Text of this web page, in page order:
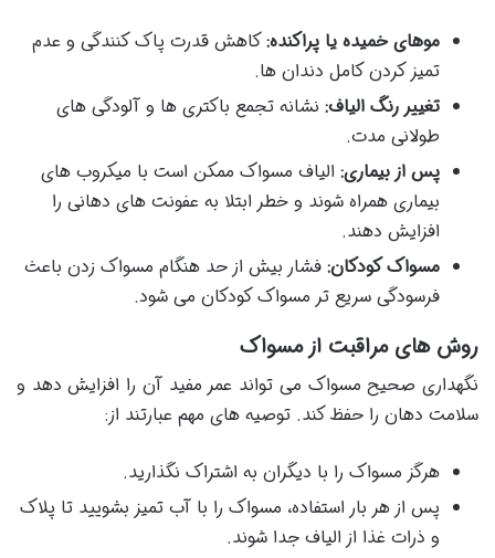
موهای خمیده یا پراکنده:کاهش قدرت پاک کنندگی و عدم
تمیز کردن کامل دندان ها.
تغییر رنگ الیاف: نشانه تجمع باکتری ها و آلودگی های
طولانی مدت.
پس از بیماری: الیاف مسواک ممکن است با میکروب های
بیماری همراه شوند و خطر ابتلا به عفونت های دهانی را
افزایش دهند.
مسواک کودکان: فشار بیش از حد هنگام مسواک زدن باعث
فرسودگی سریع تر مسواک کودکان می شود.
روش های مراقبت از مسواک
نگهداری صحیح مسواک می تواند عمر مفید آن را افزایش دهد و
سلامت دهان را حفظ کند. توصیه های مهم عبارتند از:
هرگز مسواک را با دیگران به اشتراک نگذارید.
پس از هر بار استفاده، مسواک را با آب تمیز بشویید تا پلاک
و ذرات غذا از الیاف جدا شوند.